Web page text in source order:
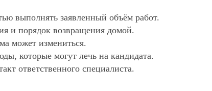
выполнять заявленный объём работ.
и порядок возвращения домой.
может измениться.
которые могут лечь на кандидата.
ответственного специалиста.